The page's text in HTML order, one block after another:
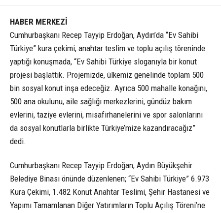
HABER MERKEZİ
Cumhurbaşkanı Recep Tayyip Erdoğan, Aydın’da “Ev Sahibi
Türkiye” kura çekimi, anahtar teslim ve toplu açılış töreninde
yaptığı konuşmada, “Ev Sahibi Türkiye sloganıyla bir konut
projesi başlattık. Projemizde, ülkemiz genelinde toplam 500
bin sosyal konut inşa edeceğiz. Ayrıca 500 mahalle konağını,
500 ana okulunu, aile sağlığı merkezlerini, gündüz bakım
evlerini, taziye evlerini, misafirhanelerini ve spor salonlarını
da sosyal konutlarla birlikte Türkiye’mize kazandıracağız”
dedi.
Cumhurbaşkanı Recep Tayyip Erdoğan, Aydın Büyükşehir
Belediye Binası önünde düzenlenen; “Ev Sahibi Türkiye” 6.973
Kura Çekimi, 1.482 Konut Anahtar Teslimi, Şehir Hastanesi ve
Yapımı Tamamlanan Diğer Yatırımların Toplu Açılış Töreni’ne